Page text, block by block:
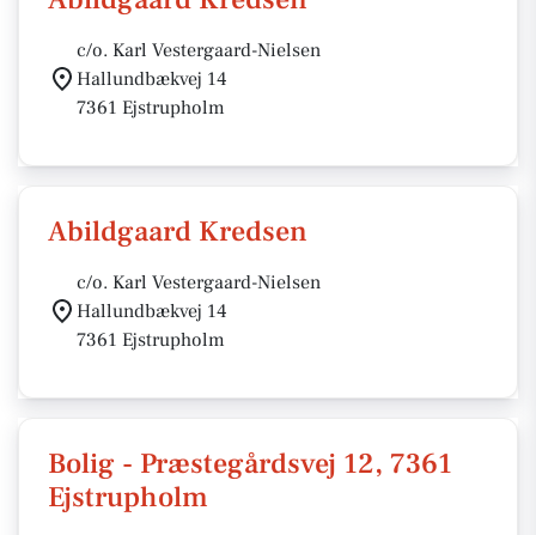
c/o. Karl Vestergaard-Nielsen
Hallundbækvej 14
7361 Ejstrupholm
Abildgaard Kredsen
c/o. Karl Vestergaard-Nielsen
Hallundbækvej 14
7361 Ejstrupholm
Bolig - Præstegårdsvej 12, 7361
Ejstrupholm